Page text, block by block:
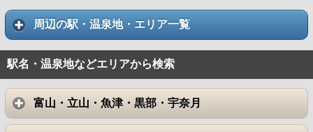
周辺の駅・温泉地・エリア一覧
駅名・温泉地などエリアから検索
富山・立山・魚津・黒部・宇奈月